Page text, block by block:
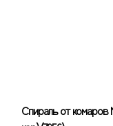
Спираль от комаров